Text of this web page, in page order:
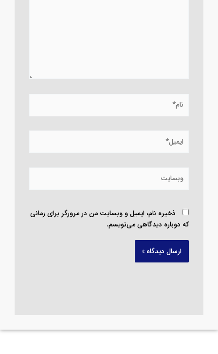
ذخیره نام، ایمیل و وبسایت من در مرورگر برای زمانی
که دوباره دیدگاهی می‌نویسم.